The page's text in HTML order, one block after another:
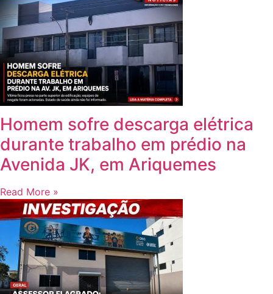
Homem sofre descarga elétrica
durante trabalho em prédio na
Avenida JK, em Ariquemes
Read More »